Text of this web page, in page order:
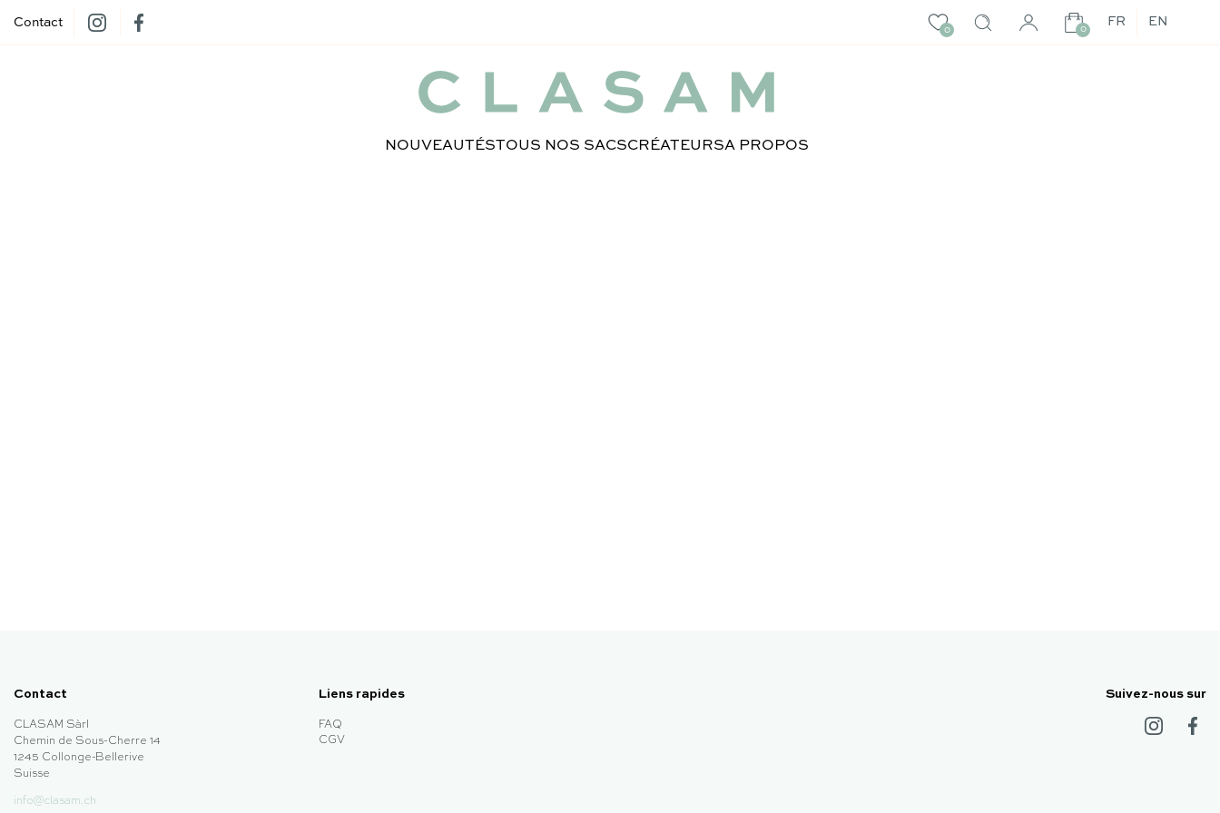
Contact
0 0
FR EN
NOUVEAUTÉSTOUS NOS SACSCRÉATEURSA PROPOS
Contact
CLASAM Sàrl
Chemin de Sous-Cherre 14
1245 Collonge-Bellerive
Suisse
info@clasam.ch
Liens rapides
FAQ
CGV
Suivez-nous sur